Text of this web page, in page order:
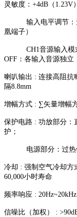
灵敏度：+4dB（1.23V）
输入电平调节：无
凰端子）
CH1音源输入模式
OFF：各输入音源独立
喇叭输出 : 连接高阻抗
隔8.8mm
增幅方式 : ∑矢量增幅
保护电路 : 功放部分：
护；
电源部分：过热保
冷却 : 强制空气冷却方
60,000小时寿命
频率响应 :
信噪比（加权） :